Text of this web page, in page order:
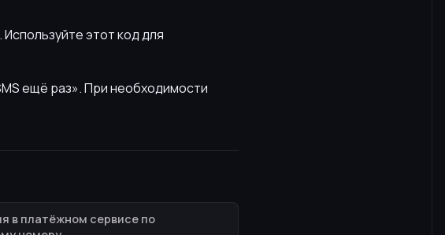
этот код для
ещё раз». При необходимости
в платёжном сервисе по